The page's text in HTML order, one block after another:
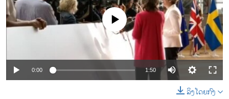
No media source currently available
0:00 1:50
ລິງໂດຍກົງ